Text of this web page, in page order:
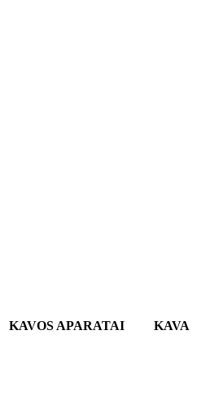
KAVOS APARATAI KAVA